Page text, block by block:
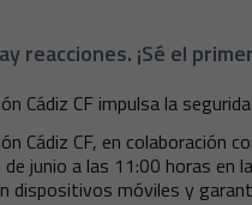
reacciones. ¡Sé el
Cádiz CF impulsa la
Cádiz CF, en
junio a las 11:00 horas en
dispositivos móviles y